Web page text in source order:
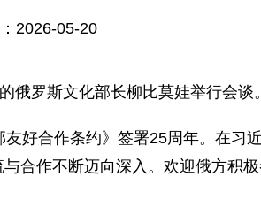
2026-05-20
俄罗斯文化部长柳比莫娃举行会
好合作条约》签署25周年。在习
合作不断迈向深入。欢迎俄方积